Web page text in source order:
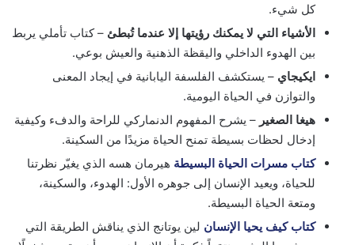
كل شيء.
الأشياء التي لا يمكنك رؤيتها إلا عندما تُبطئ – كتاب تأملي يربط
بين الهدوء الداخلي واليقظة الذهنية والعيش بوعي.
ايكيجاي – يستكشف الفلسفة اليابانية في إيجاد المعنى
والتوازن في الحياة اليومية.
هيغا الصغير – يشرح المفهوم الدنماركي للراحة والدفء وكيفية
إدخال لحظات بسيطة تمنح الحياة مزيدًا من السكينة.
كتاب مسرات الحياة البسيطة هيرمان هسه الذي يغيّر نظرتنا
للحياة، ويعيد الإنسان إلى جوهره الأول: الهدوء، والسكينة،
ومتعة الحياة البسيطة.
كتاب كيف يحيا الإنسان لين يوتانج الذي يناقش الطريقة التي